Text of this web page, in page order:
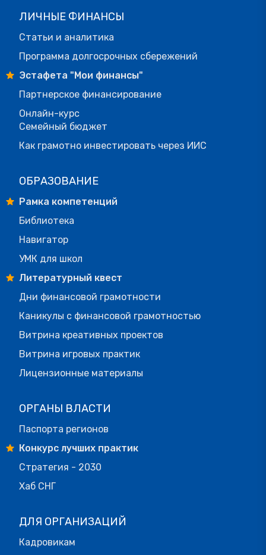
ЛИЧНЫЕ ФИНАНСЫ
Статьи и аналитика
Программа долгосрочных сбережений
Эстафета "Мои финансы"
Партнерское финансирование
Онлайн-курс
Семейный бюджет
Как грамотно инвестировать через ИИС
ОБРАЗОВАНИЕ
Рамка компетенций
Библиотека
Навигатор
УМК для школ
Литературный квест
Дни финансовой грамотности
Каникулы с финансовой грамотностью
Витрина креативных проектов
Витрина игровых практик
Лицензионные материалы
ОРГАНЫ ВЛАСТИ
Паспорта регионов
Конкурс лучших практик
Стратегия - 2030
Хаб СНГ
ДЛЯ ОРГАНИЗАЦИЙ
Кадровикам